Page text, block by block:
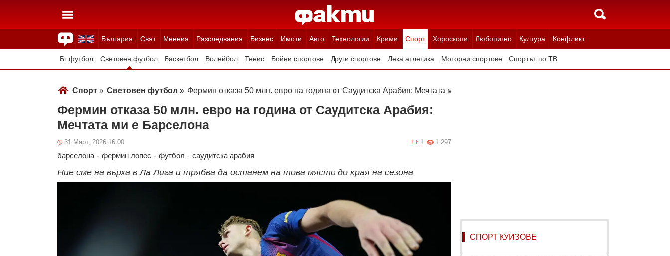
България Свят Мнения Разследвания Бизнес Имоти Авто Технологии Крими Спорт Хороскопи Любопитно Култура Конфликт
Здраве Времето Анкети Вицове Куизове
Бг футбол Световен футбол Баскетбол Волейбол Тенис Бойни спортове Други спортове Лека атлетика Моторни спортове Спортът по ТВ
Спорт» Световен футбол » Фермин отказа 50 млн. евро на година от Саудитска Арабия: Мечтата ми е Барселона
Фермин отказа 50 млн. евро на година от Саудитска Арабия:
Мечтата ми е Барселона
31 Март, 2026 16:00 1 297
1
барселона - фермин лопес - футбол - саудитска арабия
Ние сме на върха в Ла Лига и трябва да останем на това място до края на сезона
СПОРТ КУИЗОВЕ